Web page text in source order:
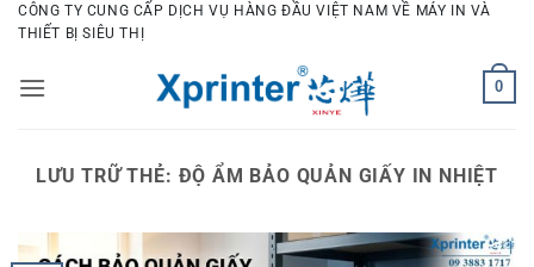
Bỏ
qua
dung
CÔNG TY CUNG CẤP DỊCH VỤ HÀNG ĐẦU VIỆT NAM VỀ MÁY IN VÀ
THIẾT BỊ SIÊU THỊ
0
LƯU TRỮ THẺ: ĐỘ ẨM BẢO QUẢN GIẤY IN NHIỆT